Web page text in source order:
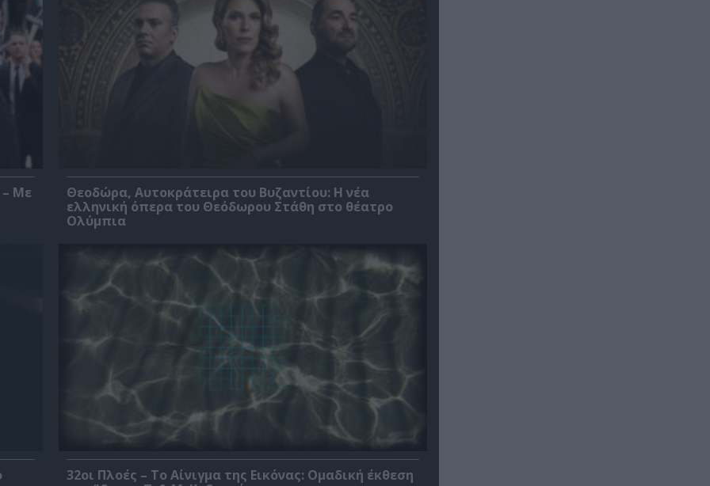
– Με
Θεοδώρα, Αυτοκράτειρα του Βυζαντίου: Η νέα
ελληνική όπερα του Θεόδωρου Στάθη στο θέατρο
Ολύμπια
32οι Πλοές – Το Αίνιγμα της Εικόνας: Ομαδική έκθεση